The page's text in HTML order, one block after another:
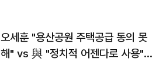
오세훈 "용산공원 주택공급 동의 못
해" vs 與 "정치적 어젠다로 사용"